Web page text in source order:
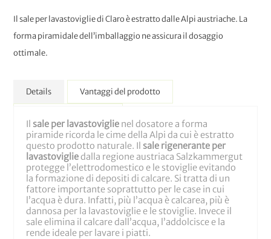
Il sale per lavastoviglie di Claro è estratto dalle Alpi austriache. La
forma piramidale dell’imballaggio ne assicura il dosaggio
ottimale.
Details
Il sale per lavastoviglie nel dosatore a forma
piramide ricorda le cime della Alpi da cui è estratto
questo prodotto naturale. Il sale rigenerante per
lavastovigliedalla regione austriaca Salzkammergut
protegge l’elettrodomestico e le stoviglie evitando
la formazione di depositi di calcare. Si tratta di un
fattore importante soprattutto per le case in cui
l’acqua è dura. Infatti, più l’acqua è calcarea, più è
dannosa per la lavastoviglie e le stoviglie. Invece il
sale elimina il calcare dall’acqua, l’addolcisce e la
rende ideale per lavare i piatti.
Vantaggi del prodotto